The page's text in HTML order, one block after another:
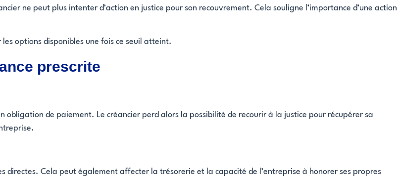
ne peut plus intenter d’action en justice pour son recouvrement. Cela souligne l’importance d’une action
options disponibles une fois ce seuil atteint.
prescrite
obligation de paiement. Le créancier perd alors la possibilité de recourir à la justice pour récupérer sa
directes. Cela peut également affecter la trésorerie et la capacité de l’entreprise à honorer ses propres